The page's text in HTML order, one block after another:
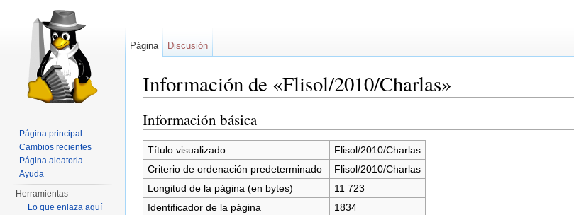
Información de «Flisol/2010/Charlas»
Información básica
Título visualizado
Flisol/2010/Charlas
Criterio de ordenación predeterminado
Flisol/2010/Charlas
Longitud de la página (en bytes)
11 723
Identificador de la página
1834
Página Discusión
Página principal
Cambios recientes
Página aleatoria
Ayuda
Herramientas
Lo que enlaza aquí